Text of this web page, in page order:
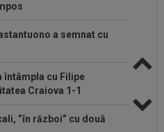
a semnat cu
întâmpla cu Filipe
Craiova 1-1
”în război” cu două